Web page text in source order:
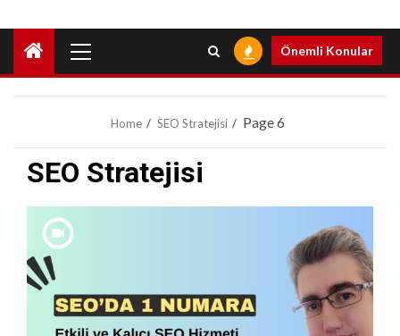
Menu
Önemli Konular
Home SEO Stratejisi Page 6
SEO Stratejisi